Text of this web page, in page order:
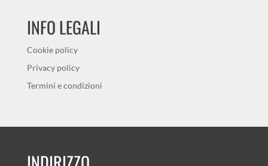
INFO LEGALI
Cookie policy
Privacy policy
Termini e condizioni